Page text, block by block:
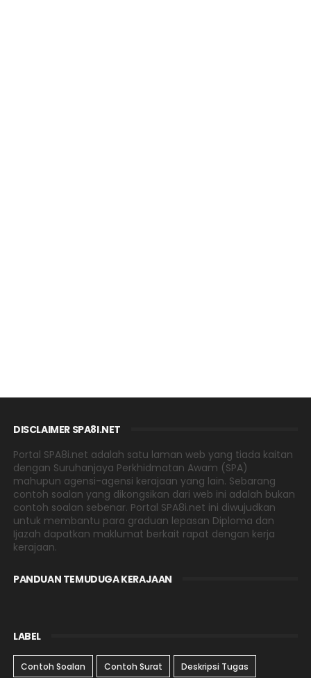
DISCLAIMER SPA8I.NET
Portal SPA8i.net adalah satu laman web yang tiada kaitan
dengan Suruhanjaya Perkhidmatan Awam (SPA)
mahupun agensi-agensi kerajaan yang lain. Sebarang
contoh soalan yang dikongsikan dari web ini adalah bukan
contoh soalan sebenar. Portal SPA8i.net ini diwujudkan
untuk membantu para graduan lepasan Diploma dan
Ijazah dapatkan maklumat berkait rapat dengan kerja
kerajaan.
PANDUAN TEMUDUGA KERAJAAN
LABEL
Contoh Soalan Contoh Surat Deskripsi Tugas